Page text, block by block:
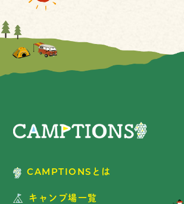
CAMPTIONSとは
キャンプ場一覧